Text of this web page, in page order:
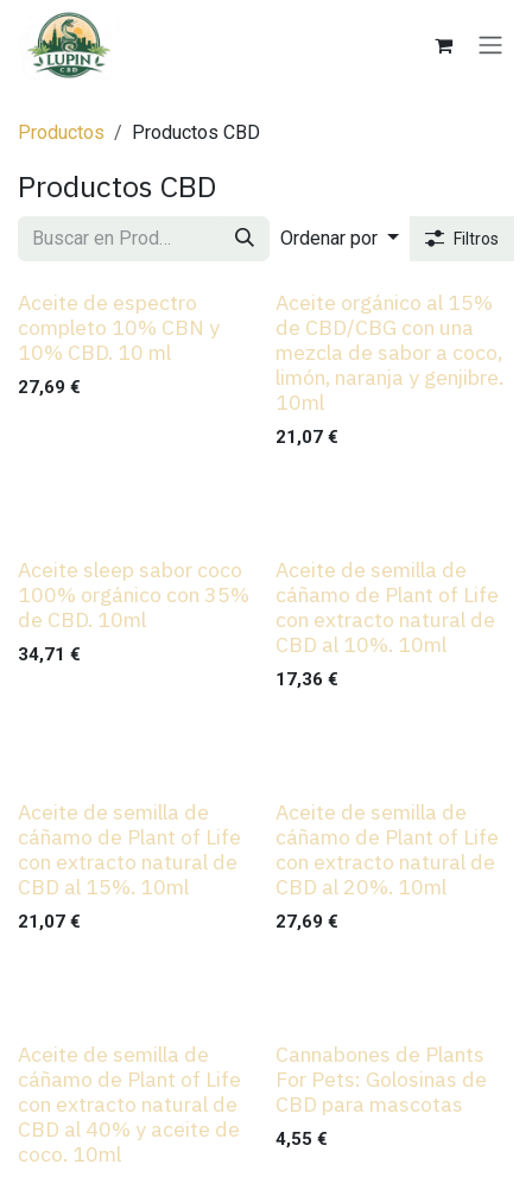
Ir al contenido
Productos Productos CBD
Productos CBD
Ordenar por Filtros
Aceite de espectro
completo 10% CBN y
10% CBD. 10 ml
27,69 €
Aceite orgánico al 15%
de CBD/CBG con una
mezcla de sabor a coco,
limón, naranja y genjibre.
10ml
21,07€
Aceite sleep sabor coco
100% orgánico con 35%
de CBD. 10ml
34,71 €
Aceite de semilla de
cáñamo de Plant of Life
con extracto natural de
CBD al 10%. 10ml
17,36 €
Aceite de semilla de
cáñamo de Plant of Life
con extracto natural de
CBD al 15%. 10ml
21,07 €
Aceite de semilla de
cáñamo de Plant of Life
con extracto natural de
CBD al 20%. 10ml
27,69 €
Aceite de semilla de
cáñamo de Plant of Life
con extracto natural de
CBD al 40% y aceite de
coco. 10ml
Cannabones de Plants
For Pets: Golosinas de
CBD para mascotas
4,55 €